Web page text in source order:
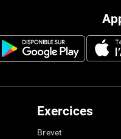
Exercices
Brevet